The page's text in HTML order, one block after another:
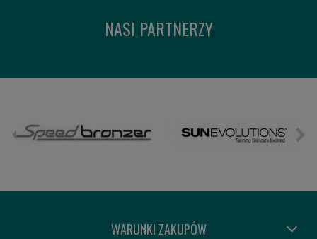
NASI PARTNERZY
WARUNKI ZAKUPÓW